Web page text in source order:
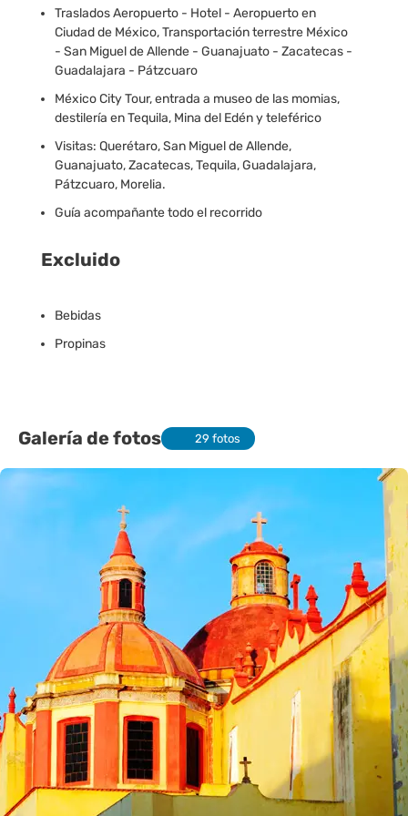
Traslados Aeropuerto - Hotel - Aeropuerto en
Ciudad de México, Transportación terrestre México
- San Miguel de Allende - Guanajuato - Zacatecas -
Guadalajara - Pátzcuaro
México City Tour, entrada a museo de las momias,
destilería en Tequila, Mina del Edén y teleférico
Visitas: Querétaro, San Miguel de Allende,
Guanajuato, Zacatecas, Tequila, Guadalajara,
Pátzcuaro, Morelia.
Guía acompañante todo el recorrido
Excluido
Bebidas
Propinas
Galería de fotos 29 fotos